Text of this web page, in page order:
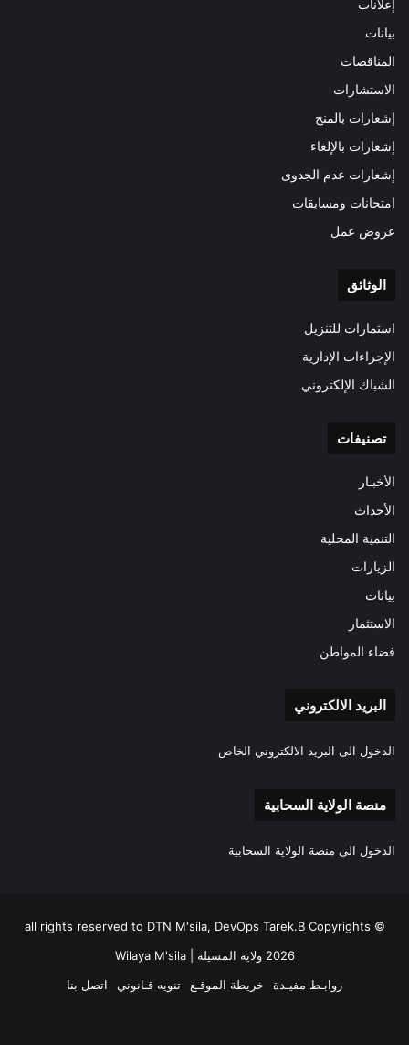
إعلانات
بيانات
المناقصات
الاستشارات
إشعارات بالمنح
إشعارات بالإلغاء
إشعارات عدم الجدوى
امتحانات ومسابقات
عروض عمل
الوثائق
استمارات للتنزيل
الإجراءات الإدارية
الشباك الإلكتروني
تصنيفات
الأخبـار
الأحداث
التنمية المحلية
الزيارات
بيانات
الاستثمار
فضاء المواطن
البريد الالكتروني
الدخول الى البريد الالكتروني الخاص
منصة الولاية السحابية
الدخول الى منصة الولاية السحابية
all rights reserved to DTN M'sila, DevOps Tarek.B Copyrights ©
2026 ولاية المسيلة | Wilaya M'sila
روابـط مفيـدة
خريطة الموقـع تنويه قـانوني اتصل بنا